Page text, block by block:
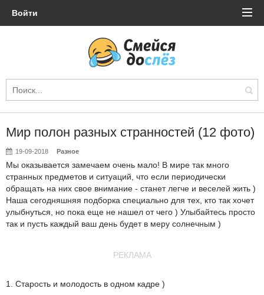
Войти
Мир полон разных странностей (12 фото)
19-09-2018 Разное
Мы оказывается замечаем очень мало! В мире так много
странных предметов и ситуаций, что если периодически
обращать на них свое внимание - станет легче и веселей жить )
Наша сегодняшняя подборка специально для тех, кто так хочет
улыбнуться, но пока еще не нашел от чего ) Улыбайтесь просто
так и пусть каждый ваш день будет в меру солнечным )
РЕКЛАМА
1. Старость и молодость в одном кадре )